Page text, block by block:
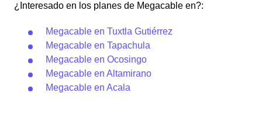
¿Interesado en los planes de Megacable en?:
Megacable en Tuxtla Gutiérrez
Megacable en Tapachula
Megacable en Ocosingo
Megacable en Altamirano
Megacable en Acala